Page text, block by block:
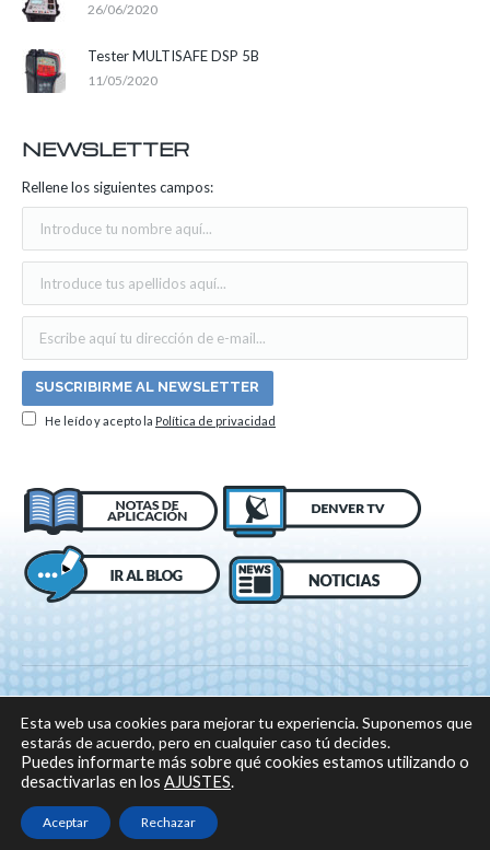
26/06/2020
Tester MULTISAFE DSP 5B
11/05/2020
NEWSLETTER
Rellene los siguientes campos:
He leído y acepto la Política de privacidad
© 2018 DENVER, Todos los derechos reservados -
privacidad
Política sobre el uso de cookies
Sitio web desarrollado por:
Esta web usa cookies para mejorar tu experiencia. Suponemos que
estarás de acuerdo, pero en cualquier caso tú decides.
Puedes informarte más sobre qué cookies estamos utilizando o
desactivarlas en los AJUSTES.
Aceptar Rechazar